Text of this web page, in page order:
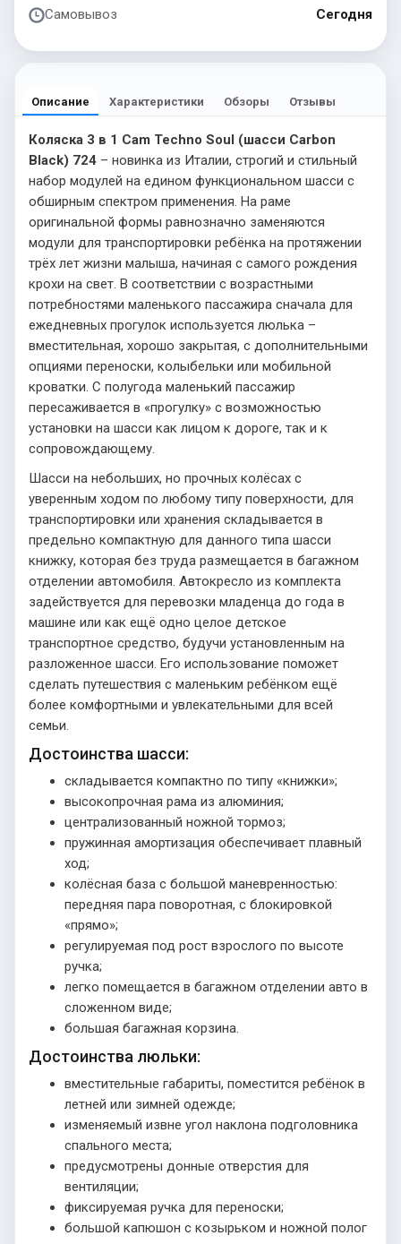
Самовывоз Сегодня
Описание Характеристики Обзоры Отзывы
Коляска 3 в 1 Cam Techno Soul (шасси Carbon
Black) 724 – новинка из Италии, строгий и стильный
набор модулей на едином функциональном шасси с
обширным спектром применения. На раме
оригинальной формы равнозначно заменяются
модули для транспортировки ребёнка на протяжении
трёх лет жизни малыша, начиная с самого рождения
крохи на свет. В соответствии с возрастными
потребностями маленького пассажира сначала для
ежедневных прогулок используется люлька –
вместительная, хорошо закрытая, с дополнительными
опциями переноски, колыбельки или мобильной
кроватки. С полугода маленький пассажир
пересаживается в «прогулку» с возможностью
установки на шасси как лицом к дороге, так и к
сопровождающему.
Шасси на небольших, но прочных колёсах с
уверенным ходом по любому типу поверхности, для
транспортировки или хранения складывается в
предельно компактную для данного типа шасси
книжку, которая без труда размещается в багажном
отделении автомобиля. Автокресло из комплекта
задействуется для перевозки младенца до года в
машине или как ещё одно целое детское
транспортное средство, будучи установленным на
разложенное шасси. Его использование поможет
сделать путешествия с маленьким ребёнком ещё
более комфортными и увлекательными для всей
семьи.
Достоинства шасси:
складывается компактно по типу «книжки»;
высокопрочная рама из алюминия;
централизованный ножной тормоз;
пружинная амортизация обеспечивает плавный
ход;
колёсная база с большой маневренностью:
передняя пара поворотная, с блокировкой
«прямо»;
регулируемая под рост взрослого по высоте
ручка;
легко помещается в багажном отделении авто в
сложенном виде;
большая багажная корзина.
Достоинства люльки:
вместительные габариты, поместится ребёнок в
летней или зимней одежде;
изменяемый извне угол наклона подголовника
спального места;
предусмотрены донные отверстия для
вентиляции;
фиксируемая ручка для переноски;
большой капюшон с козырьком и ножной полог